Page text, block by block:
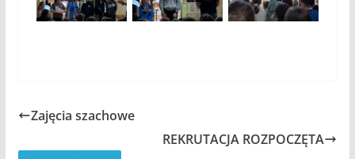
Zajęcia szachowe
REKRUTACJA ROZPOCZĘTA